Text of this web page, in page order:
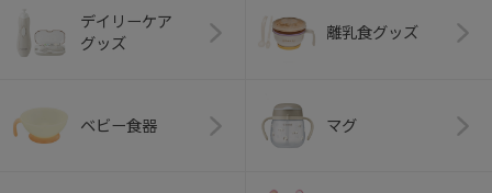
デイリーケア
グッズ
離乳食グッズ
ベビー食器 マグ